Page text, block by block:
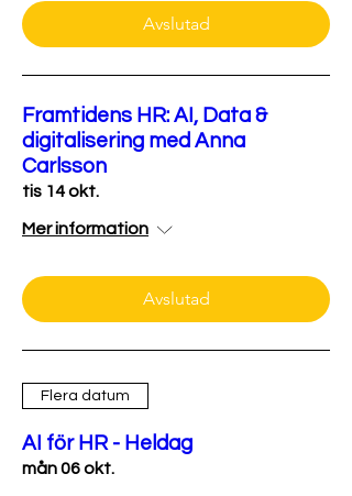
Avslutad
Framtidens HR: AI, Data &
digitalisering med Anna
Carlsson
tis 14 okt.
Mer information
Avslutad
Flera datum
AI för HR - Heldag
mån 06 okt.